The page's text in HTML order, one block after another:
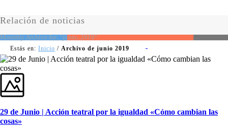
Relación de noticias
Monthly Archive for: "junio, 2019"
Estás en: Inicio / Archivo de junio 2019
29 de Junio | Acción teatral por la igualdad «Cómo cambian las
cosas»